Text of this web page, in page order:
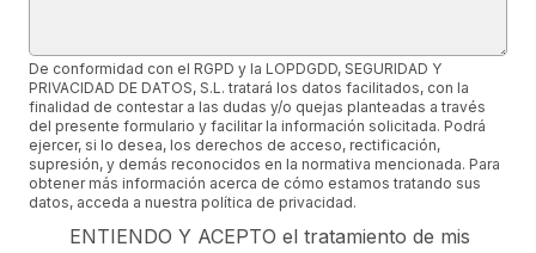
De conformidad con el RGPD y la LOPDGDD, SEGURIDAD Y
PRIVACIDAD DE DATOS, S.L. tratará los datos facilitados, con la
finalidad de contestar a las dudas y/o quejas planteadas a través
del presente formulario y facilitar la información solicitada. Podrá
ejercer, si lo desea, los derechos de acceso, rectificación,
supresión, y demás reconocidos en la normativa mencionada. Para
obtener más información acerca de cómo estamos tratando sus
datos, acceda a nuestra política de privacidad.
ENTIENDO Y ACEPTO el tratamiento de mis